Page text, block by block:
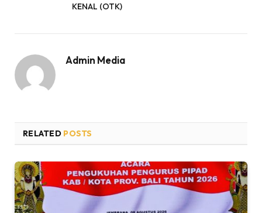
KENAL (OTK)
Admin Media
RELATED POSTS